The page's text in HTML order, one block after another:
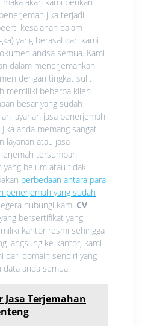
jika terjadi
kesalahan dalam
yang berasal dari kami
andsa semua. Kami
dalam menerjemahkan
dengan tingkat sulit
memiliki beberpa klien
besar yang sudah
layanan jasa penerjemah
anda memang sangat
layanan atau jasa
tersumpah
yang belum atau tidak
perbedaan antara para
penerjemah yang sudah
hubungi kami CV
yang bersertifikat yang
kantor resmi sehingga
langsung ke kantor, kami
dari domain sendiri yang
anda semua.
Jasa Terjemahan